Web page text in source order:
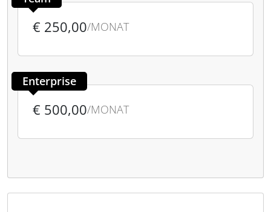
€ 250,00/MONAT
Enterprise
€ 500,00/MONAT